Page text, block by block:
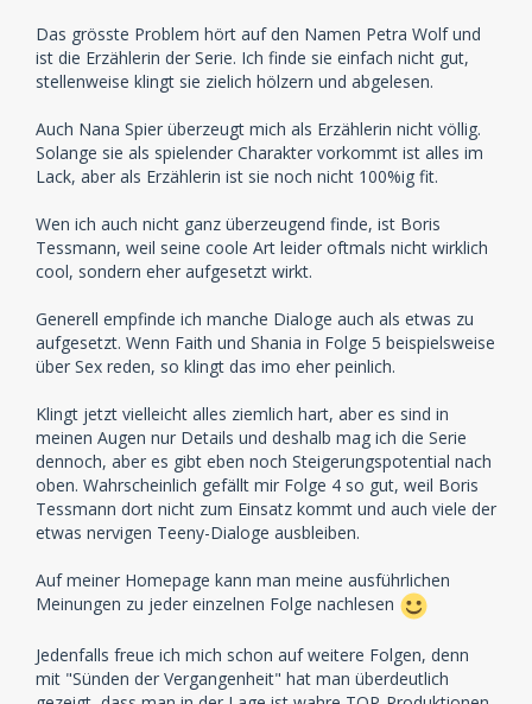
Das grösste Problem hört auf den Namen Petra Wolf und
ist die Erzählerin der Serie. Ich finde sie einfach nicht gut,
stellenweise klingt sie zielich hölzern und abgelesen.
Auch Nana Spier überzeugt mich als Erzählerin nicht völlig.
Solange sie als spielender Charakter vorkommt ist alles im
Lack, aber als Erzählerin ist sie noch nicht 100%ig fit.
Wen ich auch nicht ganz überzeugend finde, ist Boris
Tessmann, weil seine coole Art leider oftmals nicht wirklich
cool, sondern eher aufgesetzt wirkt.
Generell empfinde ich manche Dialoge auch als etwas zu
aufgesetzt. Wenn Faith und Shania in Folge 5 beispielsweise
über Sex reden, so klingt das imo eher peinlich.
Klingt jetzt vielleicht alles ziemlich hart, aber es sind in
meinen Augen nur Details und deshalb mag ich die Serie
dennoch, aber es gibt eben noch Steigerungspotential nach
oben. Wahrscheinlich gefällt mir Folge 4 so gut, weil Boris
Tessmann dort nicht zum Einsatz kommt und auch viele der
etwas nervigen Teeny-Dialoge ausbleiben.
Auf meiner Homepage kann man meine ausführlichen
Meinungen zu jeder einzelnen Folge nachlesen
Jedenfalls freue ich mich schon auf weitere Folgen, denn
mit "Sünden der Vergangenheit" hat man überdeutlich